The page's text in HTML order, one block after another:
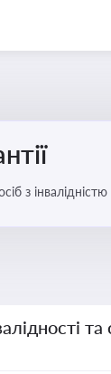
з інвалідністю
та